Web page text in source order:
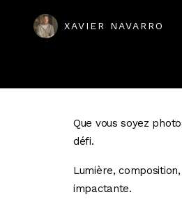
XAVIER NAVARRO
Que vous soyez
défi.
Lumière,
impactante.